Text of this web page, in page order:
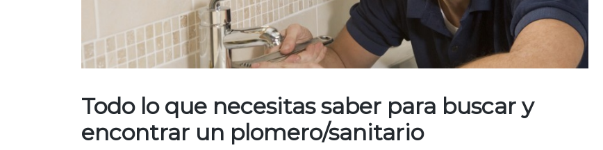
Todo lo que necesitas saber para buscar y
encontrar un plomero/sanitario